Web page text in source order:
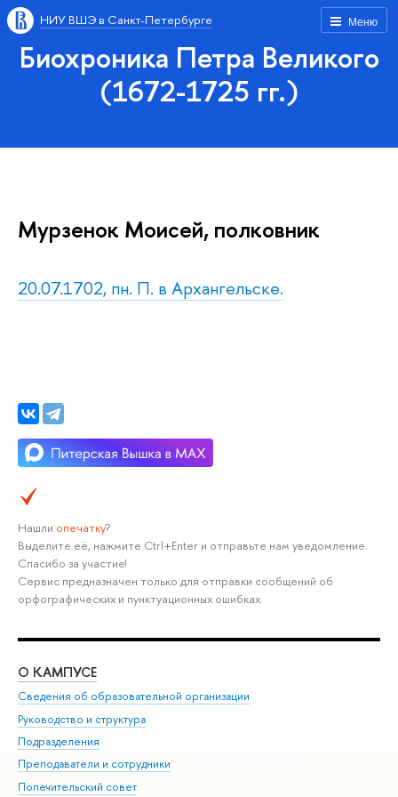
Меню
НИУ ВШЭ в Санкт-Петербурге
Биохроника Петра Великого
(1672-1725 гг.)
Мурзенок Моисей, полковник
20.07.1702, пн. П. в Архангельске.
Нашли опечатку?
Выделите её, нажмите Ctrl+Enter и отправьте нам уведомление.
Спасибо за участие!
Сервис предназначен только для отправки сообщений об
орфографических и пунктуационных ошибках.
О КАМПУСЕ
Сведения об образовательной организации
Руководство и структура
Подразделения
Преподаватели и сотрудники
Попечительский совет